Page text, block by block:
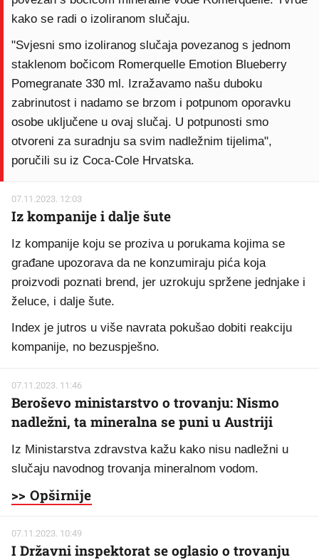
kako se radi o izoliranom slučaju.
"Svjesni smo izoliranog slučaja povezanog s jednom
staklenom bočicom Romerquelle Emotion Blueberry
Pomegranate 330 ml. Izražavamo našu duboku
zabrinutost i nadamo se brzom i potpunom oporavku
osobe uključene u ovaj slučaj. U potpunosti smo
otvoreni za suradnju sa svim nadležnim tijelima",
poručili su iz Coca-Cole Hrvatska.
07.11.2023. 12:03
Iz kompanije i dalje šute
Iz kompanije koju se proziva u porukama kojima se
građane upozorava da ne konzumiraju pića koja
proizvodi poznati brend, jer uzrokuju spržene jednjake i
želuce, i dalje šute.
Index je jutros u više navrata pokušao dobiti reakciju
kompanije, no bezuspješno.
07.11.2023. 11:46
Beroševo ministarstvo o trovanju: Nismo
nadležni, ta mineralna se puni u Austriji
Iz Ministarstva zdravstva kažu kako nisu nadležni u
slučaju navodnog trovanja mineralnom vodom.
>> Opširnije
07.11.2023. 10:49
I Državni inspektorat se oglasio o trovanju